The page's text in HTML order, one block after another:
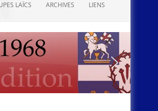
LAÏCS ARCHIVES
ARCHIVES DES ACTUALITÉS
LIENS